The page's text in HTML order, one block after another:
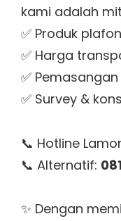
kami adalah
✅ Produk
✅ Harga
✅
✅ Survey &
📞 Hotline
📞 Alternatif:
✨ Dengan